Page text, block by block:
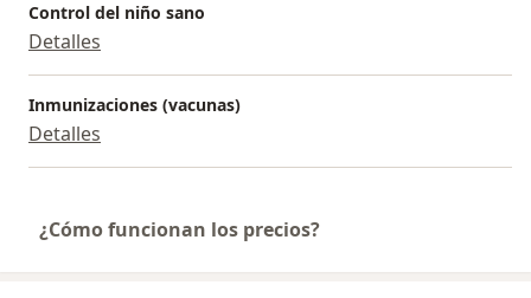
Control del niño sano
Detalles
Inmunizaciones (vacunas)
Detalles
¿Cómo funcionan los precios?